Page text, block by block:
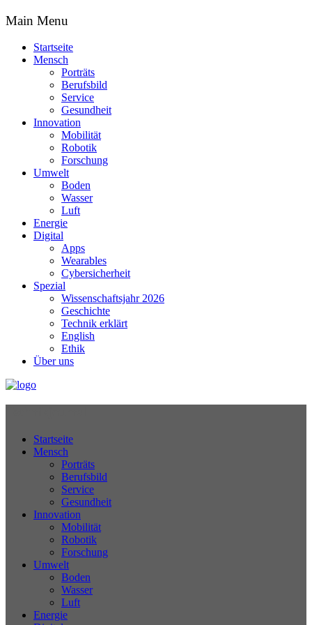
Main Menu
Startseite
Mensch
Porträts
Berufsbild
Service
Gesundheit
Innovation
Mobilität
Robotik
Forschung
Umwelt
Boden
Wasser
Luft
Energie
Digital
Apps
Wearables
Cybersicherheit
Spezial
Wissenschaftsjahr 2026
Geschichte
Technik erklärt
English
Ethik
Über uns
Startseite
Mensch
Porträts
Berufsbild
Service
Gesundheit
Innovation
Mobilität
Robotik
Forschung
Umwelt
Boden
Wasser
Luft
Energie